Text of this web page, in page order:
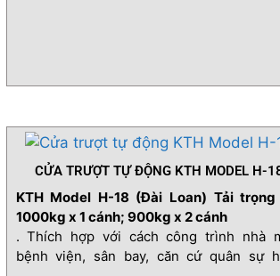
CỬA TRƯỢT TỰ ĐỘNG KTH MODEL H-
KTH Model H-18 (Đài Loan) Tải trọng
1000kg x 1 cánh; 900kg x 2 cánh
. Thích hợp với cách công trình nhà
bệnh viện, sân bay, căn cứ quân sự